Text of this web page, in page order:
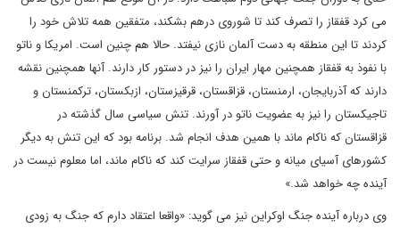
می کرد قفقاز را تصرف کند تا شوروی درهم بشکند، متفقین همه تلاش خود را
کردند تا این منطقه به دست آلمان نازی نیفتد. حالا هم چنین است. امریکا و ناتو
با نفوذ به قفقاز همچنین مهار ایران را نیز در دستور کار دارند. آنها همچنین نقشه
دارند که آذربایجان، ارمنستان، قزاقستان، قرقیزستان، ازبکستان، ترکمنستان و
تاجیکستان را نیز به عضویت ناتو در آورند. تنش سیاسی سال گذشته در
قزاقستان که ناکام ماند با همین هدف انجام شد. برنامه بود که این تنش به دیگر
کشورهای آسیای میانه و حتی قفقاز سرایت کند که ناکام ماند، اما معلوم نیست در
آینده چه خواهد شد.»
وی درباره آینده جنگ اوکراین نیز می گوید: «واقعا اعتقاد دارم که جنگ به زودی